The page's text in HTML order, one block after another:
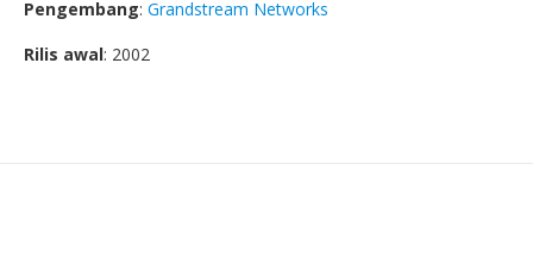
Pengembang: Grandstream Networks
Rilis awal: 2002